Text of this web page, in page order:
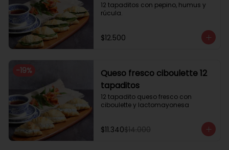
12 tapaditos con pepino, humus y
rúcula.
$12.500
-19%
Queso fresco ciboulette 12
tapaditos
12 tapadito queso fresco con
ciboulette y lactomayonesa
$11.340$14.000